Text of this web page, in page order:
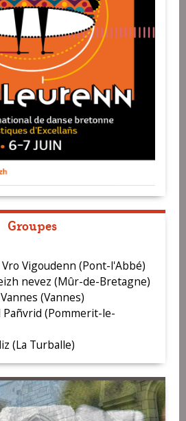
Groupes
Vigoudenn (Pont-l'Abbé)
nevez (Mûr-de-Bretagne)
(Vannes)
(Pommerit-le-
(La Turballe)